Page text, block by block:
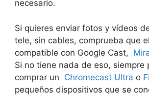
necesario.
Si quieres enviar fotos y vídeos
tele, sin cables, comprueba que
compatible con Google Cast,
Si no tiene nada de eso, siempre
comprar un Chromecast Ultra o
pequeños dispositivos que se